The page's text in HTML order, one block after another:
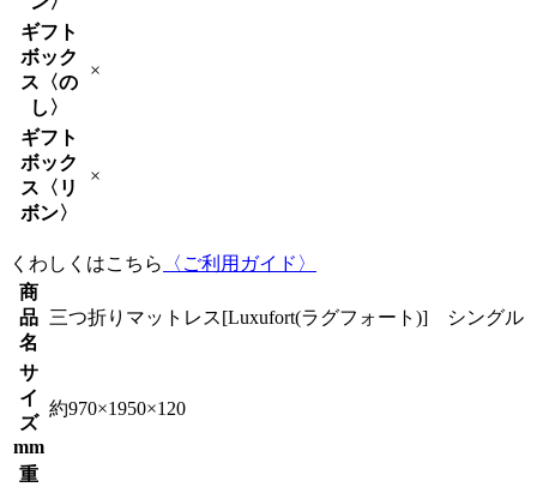
ギフト
ボック
ス〈の
し〉
×
ギフト
ボック
ス〈リ
ボン〉
×
くわしくはこちら
〈ご利用ガイド〉
商
品
名
三つ折りマットレス[Luxufort(ラグフォート)] シングル
サ
イ
ズ
mm
約970×1950×120
重